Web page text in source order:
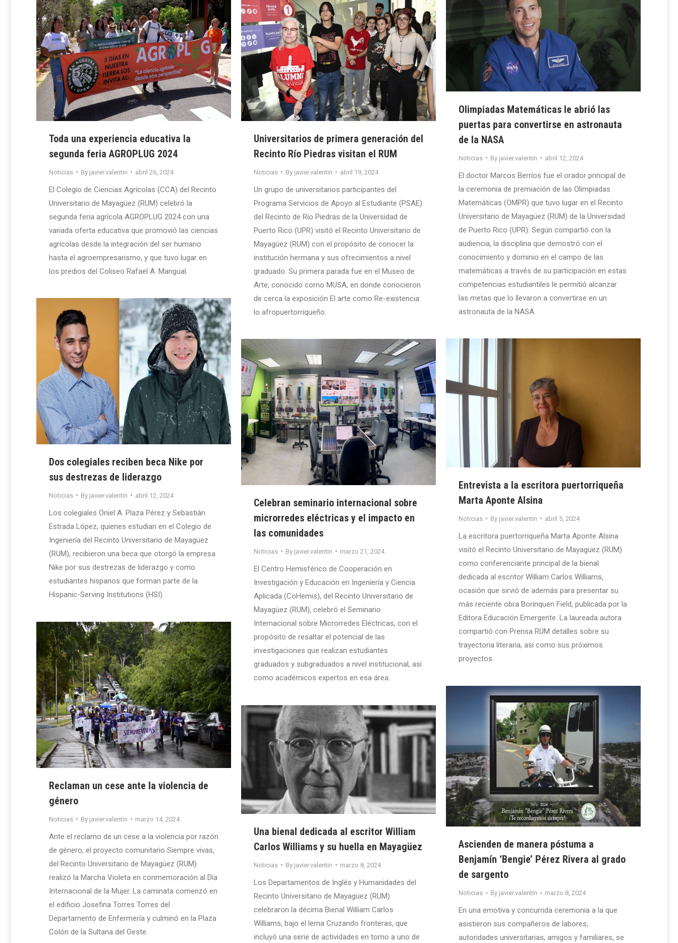
Toda una experiencia educativa la
segunda feria AGROPLUG 2024
Noticias By javier.valentin abril 26, 2024
El Colegio de Ciencias Agrícolas (CCA) del Recinto
Universitario de Mayagüez (RUM) celebró la
segunda feria agrícola AGROPLUG 2024 con una
variada oferta educativa que promovió las ciencias
agrícolas desde la integración del ser humano
hasta el agroempresarismo, y que tuvo lugar en
los predios del Coliseo Rafael A. Mangual.
Universitarios de primera generación del
Recinto Río Piedras visitan el RUM
Noticias By javier.valentin abril 19, 2024
Un grupo de universitarios participantes del
Programa Servicios de Apoyo al Estudiante (PSAE)
del Recinto de Río Piedras de la Universidad de
Puerto Rico (UPR) visitó el Recinto Universitario de
Mayagüez (RUM) con el propósito de conocer la
institución hermana y sus ofrecimientos a nivel
graduado. Su primera parada fue en el Museo de
Arte, conocido como MUSA, en donde conocieron
de cerca la exposición El arte como Re-existencia:
lo afropuertorriqueño.
Olimpiadas Matemáticas le abrió las
puertas para convertirse en astronauta
de la NASA
Noticias By javier.valentin abril 12, 2024
El doctor Marcos Berríos fue el orador principal de
la ceremonia de premiación de las Olimpiadas
Matemáticas (OMPR) que tuvo lugar en el Recinto
Universitario de Mayagüez (RUM) de la Universidad
de Puerto Rico (UPR). Según compartió con la
audiencia, la disciplina que demostró con el
conocimiento y dominio en el campo de las
matemáticas a través de su participación en estas
competencias estudiantiles le permitió alcanzar
las metas que lo llevaron a convertirse en un
astronauta de la NASA.
Dos colegiales reciben beca Nike por
sus destrezas de liderazgo
Noticias By javier.valentin abril 12, 2024
Los colegiales Oniel A. Plaza Pérez y Sebastián
Estrada López, quienes estudian en el Colegio de
Ingeniería del Recinto Universitario de Mayagüez
(RUM), recibieron una beca que otorgó la empresa
Nike por sus destrezas de liderazgo y como
estudiantes hispanos que forman parte de la
Hispanic-Serving Institutions (HSI).
Entrevista a la escritora puertorriqueña
Marta Aponte Alsina
Noticias By javier.valentin abril 5, 2024
La escritora puertorriqueña Marta Aponte Alsina
visitó el Recinto Universitario de Mayagüez (RUM)
como conferenciante principal de la bienal
dedicada al escritor William Carlos Williams,
ocasión que sirvió de además para presentar su
más reciente obra Borinquen Field, publicada por la
Editora Educación Emergente. La laureada autora
compartió con Prensa RUM detalles sobre su
trayectoria literaria, así como sus próximos
proyectos.
Celebran seminario internacional sobre
microrredes eléctricas y el impacto en
las comunidades
Noticias By javier.valentin marzo 21, 2024
El Centro Hemisférico de Cooperación en
Investigación y Educación en Ingeniería y Ciencia
Aplicada (CoHemis), del Recinto Universitario de
Mayagüez (RUM), celebró el Seminario
Internacional sobre Microrredes Eléctricas, con el
propósito de resaltar el potencial de las
investigaciones que realizan estudiantes
graduados y subgraduados a nivel institucional, así
como académicos expertos en esa área.
Reclaman un cese ante la violencia de
género
Noticias By javier.valentin marzo 14, 2024
Ante el reclamo de un cese a la violencia por razón
de género, el proyecto comunitario Siempre vivas,
del Recinto Universitario de Mayagüez (RUM)
realizó la Marcha Violeta en conmemoración al Día
Internacional de la Mujer. La caminata comenzó en
el edificio Josefina Torres Torres del
Departamento de Enfermería y culminó en la Plaza
Colón de la Sultana del Oeste.
Ascienden de manera póstuma a
Benjamín ‘Bengie’ Pérez Rivera al grado
de sargento
Noticias By javier.valentin marzo 8, 2024
En una emotiva y concurrida ceremonia a la que
asistieron sus compañeros de labores,
autoridades universitarias, amigos y familiares, se
Una bienal dedicada al escritor William
Carlos Williams y su huella en Mayagüez
Noticias By javier.valentin marzo 8, 2024
Los Departamentos de Inglés y Humanidades del
Recinto Universitario de Mayagüez (RUM)
celebraron la décima Bienal William Carlos
Williams, bajo el lema Cruzando fronteras, que
incluyó una serie de actividades en torno a uno de